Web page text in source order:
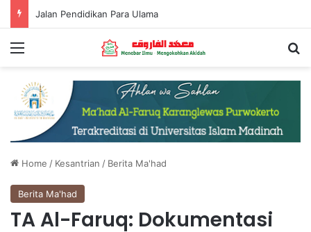
Menjadi Muslim yang Bermanfaat
Home / Kesantrian / Berita Ma'had
Berita Ma'had
TA Al-Faruq: Dokumentasi